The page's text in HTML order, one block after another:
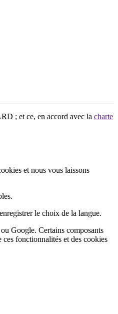
; et ce, en accord avec la charte
et nous vous laissons
le choix de la langue.
Google. Certains composants
fonctionnalités et des cookies